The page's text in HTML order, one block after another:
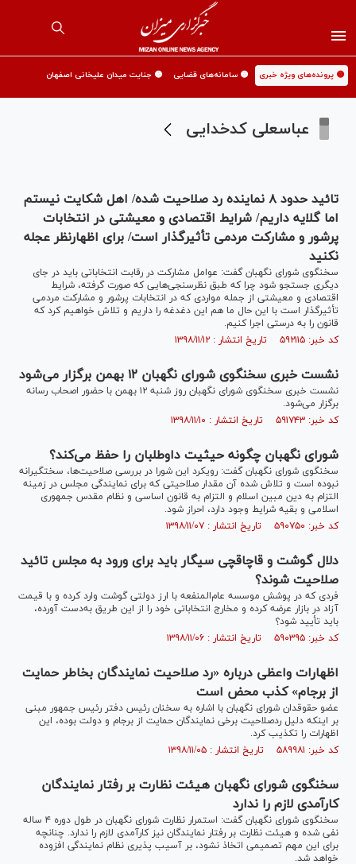
🟡 پرونده‌های ویژه خبری 🟡 سامانه‌های قضایی 🟡 جنایت میدان علیخانی اصفهان
عباسعلی کدخدایی
تائید حدود ۸ نماینده رد صلاحیت شده/ اهل شکایت نیستم
اما گلایه داریم/ شرایط اقتصادی و معیشتی در انتخابات
پرشور و مشارکت مردمی تأثیرگذار است/ برای اظهارنظر عجله
نکنید
سخنگوی شورای نگهبان گفت: عوامل مشارکت در رقابت انتخاباتی باید در جای
دیگری جستجو شود چرا که طبق نظرسنجی‌هایی که صورت گرفته، شرایط
اقتصادی و معیشتی از جمله مواردی که در انتخابات پرشور و مشارکت مردمی
تأثیرگذار است با این حال ما هم این دغدغه را داریم و تلاش خواهیم کرد که
قانون را به درستی اجرا کنیم.
کد خبر: ۵۹۲۱۱۵ تاریخ انتشار : ۱۳۹۸/۱۱/۱۲
نشست خبری سخنگوی شورای نگهبان ۱۲ بهمن برگزار می‌شود
نشست خبری سخنگوی شورای نگهبان روز شنبه ۱۲ بهمن با حضور اصحاب رسانه
برگزار می‌شود.
کد خبر: ۵۹۱۷۴۳ تاریخ انتشار : ۱۳۹۸/۱۱/۱۰
شورای نگهبان چگونه حیثیت داوطلبان را حفظ می‌کند؟
سخنگوی شورای نگهبان گفت: رویکرد این شورا در بررسی صلاحیت‌ها، سختگیرانه
نبوده است و تلاش شده آن مقدار صلاحیتی که برای نمایندگی مجلس در زمینه
التزام به دین مبین اسلام و التزام به قانون اساسی و نظام مقدس جمهوری
اسلامی و بقیه شرایط وجود دارد، احراز شود.
کد خبر: ۵۹۰۷۵۰ تاریخ انتشار : ۱۳۹۸/۱۱/۰۷
دلال گوشت و قاچاقچی سیگار باید برای ورود به مجلس تائید
صلاحیت شوند؟
فردی که در پوشش موسسه عام‌المنفعه با ارز دولتی گوشت وارد کرده و با قیمت
آزاد در بازار عرضه کرده و مخارج انتخاباتی خود را از این طریق به‌دست آورده،
باید تأیید شود؟
کد خبر: ۵۹۰۳۹۵ تاریخ انتشار : ۱۳۹۸/۱۱/۰۶
اظهارات واعظی درباره «رد صلاحیت نمایندگان بخاطر حمایت
از برجام» کذب محض است
عضو حقوقدان شورای نگهبان با اشاره به سخنان رئیس دفتر رئیس جمهور مبنی
بر اینکه دلیل ردصلاحیت برخی نمایندگان حمایت از برجام و دولت بوده، این
اظهارات را تکذیب کرد.
کد خبر: ۵۸۹۹۸۱ تاریخ انتشار : ۱۳۹۸/۱۱/۰۵
سخنگوی شورای نگهبان هیئت نظارت بر رفتار نمایندگان
کارآمدی لازم را ندارد
سخنگوی شورای نگهبان گفت: استمرار نظارت شورای نگهبان در طول دوره ۴ ساله
نفی شده و هیئت نظارت بر رفتار نمایندگان نیز کارآمدی لازم را ندارد. چنانچه
برای این مهم تصمیمی اتخاذ نشود، بر آسیب پذیری نظام نمایندگی افزوده
خواهد شد.